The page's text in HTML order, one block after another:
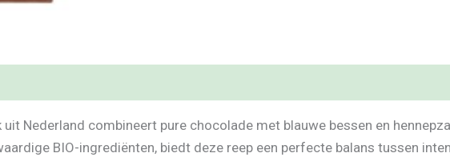
Nederland combineert pure chocolade met blauwe bessen en
BIO-ingrediënten, biedt deze reep een perfecte balans tussen